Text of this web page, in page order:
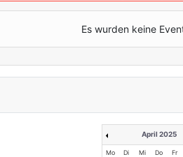
Es wurden keine
April 2025
Mo Di Mi Do Fr